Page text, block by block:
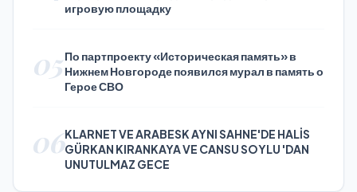
игровую площадку
05По партпроекту «Историческая память» в
Нижнем Новгороде появился мурал в память о
Герое СВО
06KLARNET VE ARABESK AYNI SAHNE'DE HALİS
GÜRKAN KIRANKAYA VE CANSU SOYLU 'DAN
UNUTULMAZ GECE